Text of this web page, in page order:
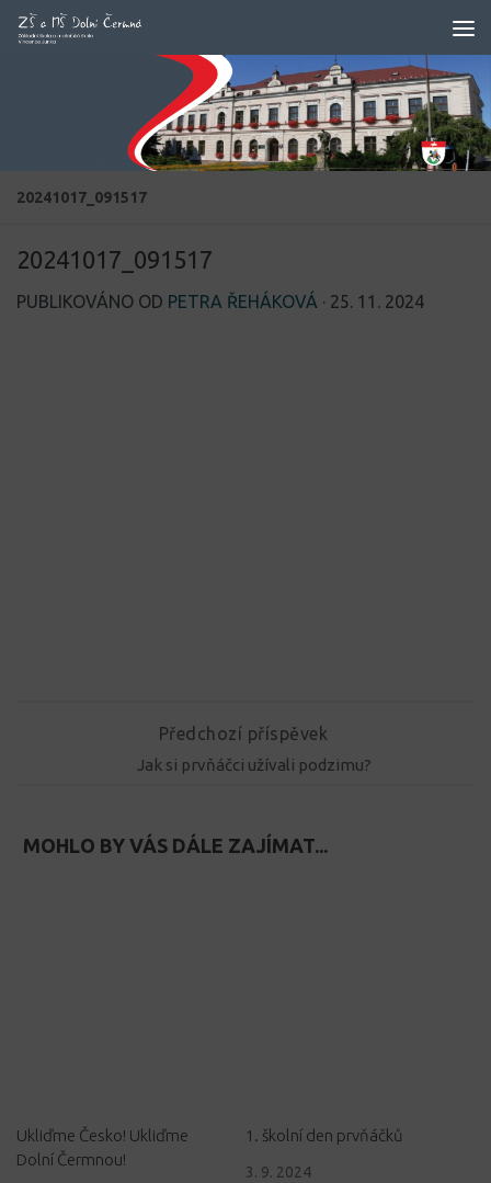
Skip to content
20241017_091517
20241017_091517
PUBLIKOVÁNO OD PETRA ŘEHÁKOVÁ · 25. 11. 2024
Předchozí příspěvek
Jak si prvňáčci užívali podzimu?
MOHLO BY VÁS DÁLE ZAJÍMAT...
Ukliďme Česko! Ukliďme
Dolní Čermnou!
1. školní den prvňáčků
3. 9. 2024